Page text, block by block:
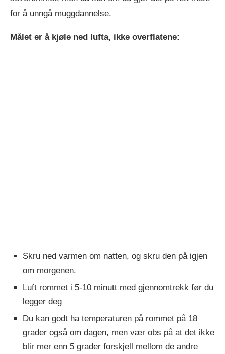
for å unngå muggdannelse.
Målet er å kjøle ned lufta, ikke overflatene:
Skru ned varmen om natten, og skru den på igjen
om morgenen.
Luft rommet i 5-10 minutt med gjennomtrekk før du
legger deg
Du kan godt ha temperaturen på rommet på 18
grader også om dagen, men vær obs på at det ikke
blir mer enn 5 grader forskjell mellom de andre